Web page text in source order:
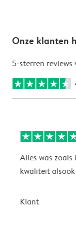
Onze klanten
5-sterren reviews
Alles was zoals
kwaliteit
Klant